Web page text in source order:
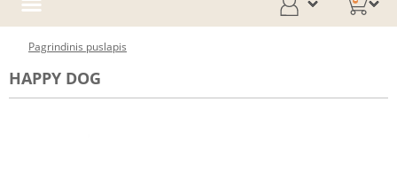
Pagrindinis puslapis
HAPPY DOG